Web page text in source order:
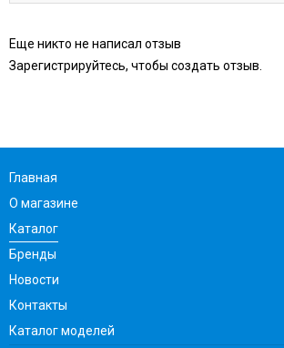
Еще никто не написал отзыв
Зарегистрируйтесь, чтобы создать отзыв.
Главная
О магазине
Каталог
Бренды
Новости
Контакты
Каталог моделей